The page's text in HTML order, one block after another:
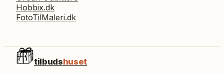
Hobbix.dk
FotoTilMaleri.dk
tilbudshuset